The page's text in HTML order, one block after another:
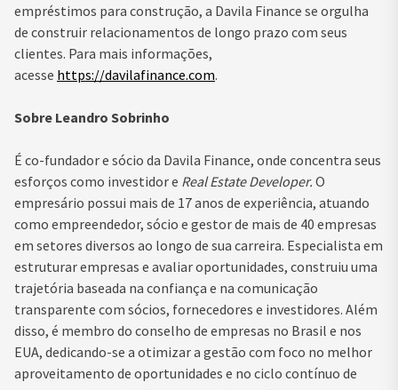
empréstimos para construção, a Davila Finance se orgulha
de construir relacionamentos de longo prazo com seus
clientes. Para mais informações,
acesse https://davilafinance.com.
Sobre Leandro Sobrinho
É co-fundador e sócio da Davila Finance, onde concentra seus
esforços como investidor e Real Estate Developer. O
empresário possui mais de 17 anos de experiência, atuando
como empreendedor, sócio e gestor de mais de 40 empresas
em setores diversos ao longo de sua carreira. Especialista em
estruturar empresas e avaliar oportunidades, construiu uma
trajetória baseada na confiança e na comunicação
transparente com sócios, fornecedores e investidores. Além
disso, é membro do conselho de empresas no Brasil e nos
EUA, dedicando-se a otimizar a gestão com foco no melhor
aproveitamento de oportunidades e no ciclo contínuo de